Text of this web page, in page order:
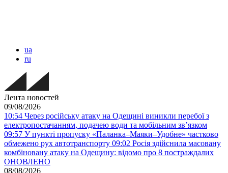
ua
ru
Лента новостей
09/08/2026
10:54 Через російську атаку на Одещині виникли перебої з
електропостачанням, подачею води та мобільним звʼязком
09:57 У пункті пропуску «Паланка–Маяки–Удобне» частково
обмежено рух автотранспорту 09:02 Росія здійснила масовану
комбіновану атаку на Одещину: відомо про 8 постраждалих
ОНОВЛЕНО
08/08/2026